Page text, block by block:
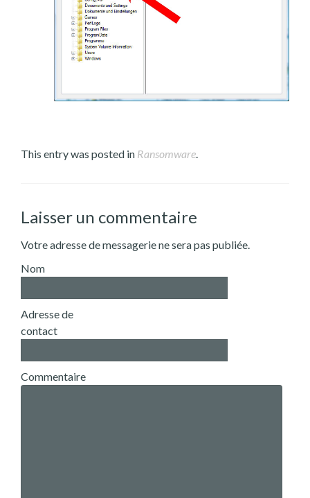
This entry was posted in Ransomware.
Laisser un commentaire
Votre adresse de messagerie ne sera pas publiée.
Nom
Adresse de
contact
Commentaire